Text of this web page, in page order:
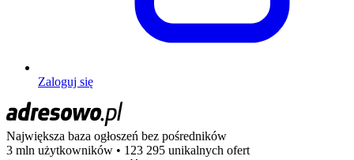
Zaloguj się
Największa baza ogłoszeń bez pośredników
3 mln użytkowników • 123 295 unikalnych ofert